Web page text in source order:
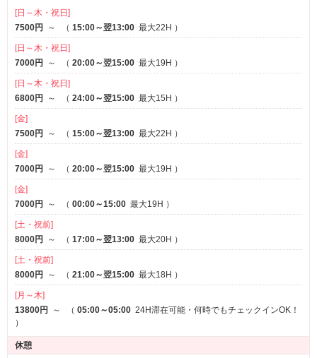
12/24(水).25(木)の2日間限定クリスマスイベント開催！
ご来店のお客様１組様に１セット、フェイスマスク＆バスソルト１
袋をプレゼント♪
素敵なクリスマスをお過ごし下さい☆彡
★冬季限定チューハイ・サワー150円フェア★
冬限定チューハイ・サワー150円フェアが開催！
期間限定のものから定番のものまで揃えてあります☆彡
季節のフルーティーなフレーバーをお得な価格で是非ご堪能下さい♪
★冬季限定NEWレンタルシャンプー★
期間限定のレンタルシャンプーが入荷！
人気ブランド『Diane』真っ赤なボトルのScalp＆Volumesシャンプ
ーと
『NIVEA』のW濃厚保湿のボディウォッシュで気になる冬の乾燥や
ダメージのケアを。
是非ご堪能下さい。
★クリスマス期間限定コスプレ★
サンタやトナカイなど可愛いクリスマスコスプレを今年もご用意し
ました☆彡
1着無料、2着目以降500円でご利用頂けます！ご来店お待ちしてお
ります♪
[日～木・祝日]
7500円
～ （ 15:00～翌13:00 最大22H ）
[日～木・祝日]
7000円
～ （ 20:00～翌15:00 最大19H ）
[日～木・祝日]
6800円
～ （ 24:00～翌15:00 最大15H ）
[金]
7500円
～ （ 15:00～翌13:00 最大22H ）
[金]
7000円
～ （ 20:00～翌15:00 最大19H ）
[金]
7000円
～ （ 00:00～15:00 最大19H ）
[土・祝前]
8000円
～ （ 17:00～翌13:00 最大20H ）
[土・祝前]
8000円
～ （ 21:00～翌15:00 最大18H ）
[月～木]
13800円
～ （ 05:00～05:00 24H滞在可能・何時でもチェックインOK！
）
休憩